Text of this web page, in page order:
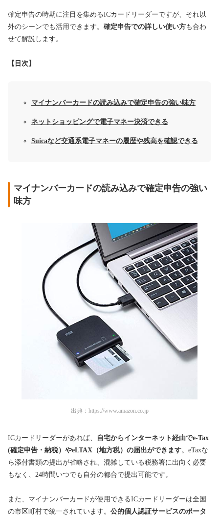
確定申告の時期に注目を集めるICカードリーダーですが、それ以
外のシーンでも活用できます。 確定申告での詳しい使い方も合わ
せて解説します。
【目次】
マイナンバーカードの読み込みで確定申告の強い味方
ネットショッピングで電子マネー決済できる
Suicaなど交通系電子マネーの履歴や残高を確認できる
マイナンバーカードの読み込みで確定申告の強い
味方
出典： https://www.amazon.co.jp
ICカードリーダーがあれば、
自宅からインターネット経由でe-Tax
(確定申告・納税）やeLTAX（地方税）の届出ができます。eTaxな
ら添付書類の提出が省略され、混雑している税務署に出向く必要
もなく、24時間いつでも自分の都合で提出可能です。
また、マイナンバーカードが使用できるICカードリーダーは全国
の市区町村で統一されています。 公的個人認証サービスのポータ